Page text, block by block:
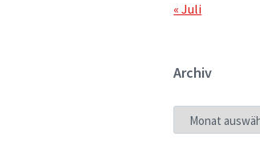
« Juli
Archiv
ARCHIV